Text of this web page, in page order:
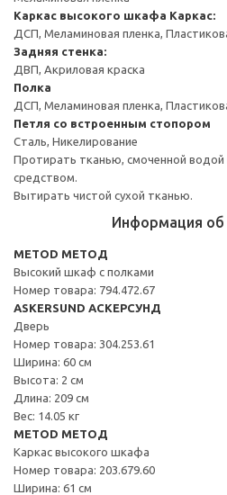
Каркас высокого шкафа Каркас:
ДСП, Меламиновая пленка,
Задняя стенка:
ДВП, Акриловая краска
Полка
ДСП, Меламиновая пленка,
Петля со встроенным стопором
Сталь, Никелирование
Протирать тканью, смоченной
средством.
Вытирать чистой сухой тканью.
Информация об
METOD МЕТОД
Высокий шкаф с полками
Номер товара: 794.472.67
ASKERSUND АСКЕРСУНД
Дверь
Номер товара: 304.253.61
Ширина: 60 см
Высота: 2 см
Длина: 209 см
Вес: 14.05 кг
METOD МЕТОД
Каркас высокого шкафа
Номер товара: 203.679.60
Ширина: 61 см